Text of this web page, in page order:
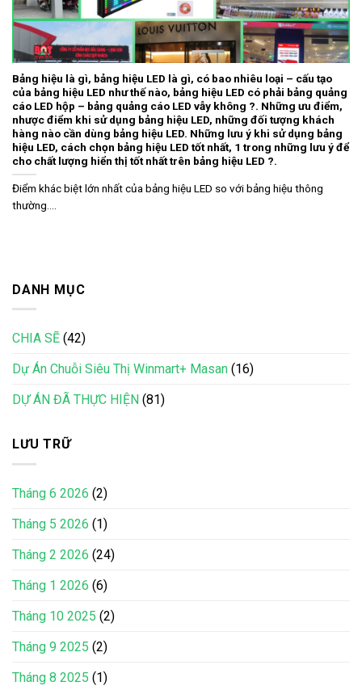
Bảng hiệu là gì, bảng hiệu LED là gì, có bao nhiêu loại – cấu tạo
của bảng hiệu LED như thế nào, bảng hiệu LED có phải bảng quảng
cáo LED hộp – bảng quảng cáo LED vẫy không ?. Những ưu điểm,
nhược điểm khi sử dụng bảng hiệu LED, những đối tượng khách
hàng nào cần dùng bảng hiệu LED. Những lưu ý khi sử dụng bảng
hiệu LED, cách chọn bảng hiệu LED tốt nhất, 1 trong những lưu ý để
cho chất lượng hiển thị tốt nhất trên bảng hiệu LED ?.
Điểm khác biệt lớn nhất của bảng hiệu LED so với bảng hiệu thông
thường....
DANH MỤC
CHIA SẼ (42)
Dự Án Chuỗi Siêu Thị Winmart+ Masan (16)
DỰ ÁN ĐÃ THỰC HIỆN (81)
LƯU TRỮ
Tháng 6 2026 (2)
Tháng 5 2026 (1)
Tháng 2 2026 (24)
Tháng 1 2026 (6)
Tháng 10 2025 (2)
Tháng 9 2025 (2)
Tháng 8 2025 (1)